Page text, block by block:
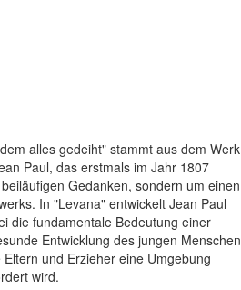
alles gedeiht" stammt aus dem Werk
Paul, das erstmals im Jahr 1807
Gedanken, sondern um einen
In "Levana" entwickelt Jean Paul
die fundamentale Bedeutung einer
Entwicklung des jungen Menschen
und Erzieher eine Umgebung
wird.